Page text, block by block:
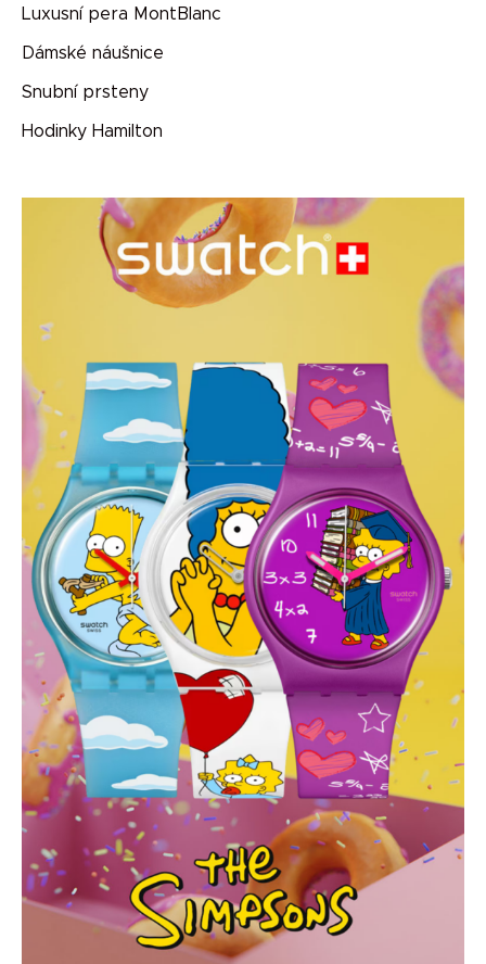
Luxusní pera MontBlanc
Dámské náušnice
Snubní prsteny
Hodinky Hamilton